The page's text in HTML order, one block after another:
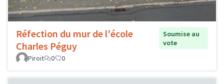
Réfection du mur de l'école
Charles Péguy
Soumise au
vote
Piroit
0 0